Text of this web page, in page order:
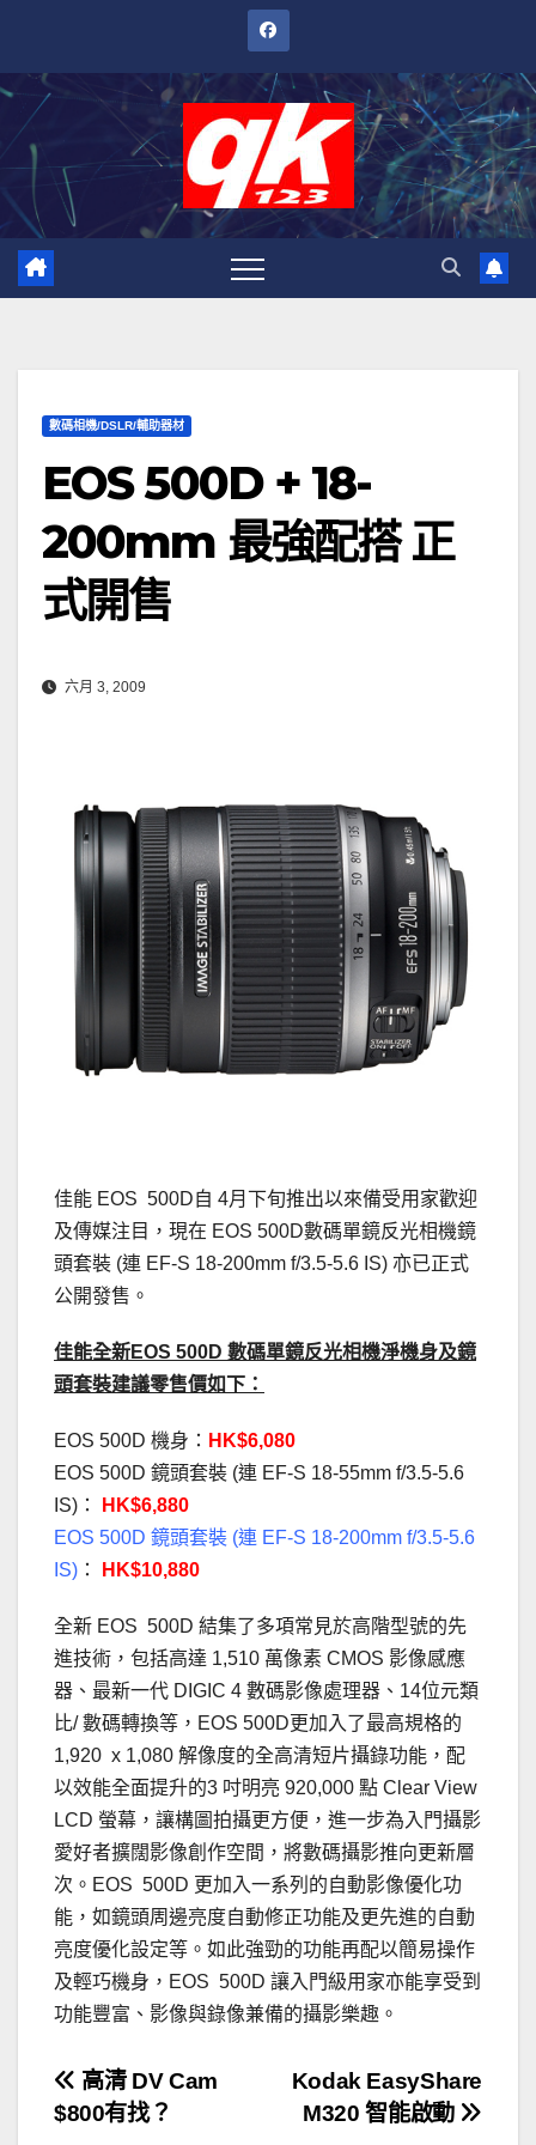
內
數碼相機/DSLR/輔助器材
EOS 500D + 18-
200mm 最強配搭 正
式開售
六月 3, 2009
佳能 EOS 500D自 4月下旬推出以來備受用家歡迎
及傳媒注目，現在 EOS 500D數碼單鏡反光相機鏡
頭套裝 (連 EF-S 18-200mm f/3.5-5.6 IS) 亦已正式
公開發售。
佳能全新EOS 500D 數碼單鏡反光相機淨機身及鏡
頭套裝建議零售價如下：
EOS 500D 機身： HK$6,080
EOS 500D 鏡頭套裝 (連 EF-S 18-55mm f/3.5-5.6
IS)：
HK$6,880
EOS 500D 鏡頭套裝 (連 EF-S 18-200mm f/3.5-5.6
IS) ： HK$10,880
全新 EOS 500D 結集了多項常見於高階型號的先
進技術，包括高達 1,510 萬像素 CMOS 影像感應
器、最新一代 DIGIC 4 數碼影像處理器、14位元類
比/ 數碼轉換等，EOS 500D更加入了最高規格的
1,920 x 1,080 解像度的全高清短片攝錄功能，配
以效能全面提升的3 吋明亮 920,000 點 Clear View
LCD 螢幕，讓構圖拍攝更方便，進一步為入門攝影
愛好者擴闊影像創作空間，將數碼攝影推向更新層
次。EOS 500D 更加入一系列的自動影像優化功
能，如鏡頭周邊亮度自動修正功能及更先進的自動
亮度優化設定等。如此強勁的功能再配以簡易操作
及輕巧機身，EOS 500D 讓入門級用家亦能享受到
功能豐富、影像與錄像兼備的攝影樂趣。
文
Kodak EasyShare
M320 智能啟動
高清 DV Cam
$800有找？